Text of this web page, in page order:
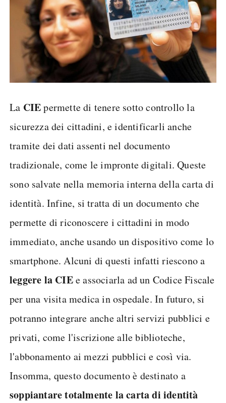
La CIEpermette di tenere sotto controllo la
sicurezza dei cittadini, e identificarli anche
tramite dei dati assenti nel documento
tradizionale, come le impronte digitali. Queste
sono salvate nella memoria interna della carta di
identità. Infine, si tratta di un documento che
permette di riconoscere i cittadini in modo
immediato, anche usando un dispositivo come lo
smartphone. Alcuni di questi infatti riescono a
leggere la CIEe associarla ad un Codice Fiscale
per una visita medica in ospedale. In futuro, si
potranno integrare anche altri servizi pubblici e
privati, come l'iscrizione alle biblioteche,
l'abbonamento ai mezzi pubblici e così via.
Insomma, questo documento è destinato a
soppiantare totalmente la carta di identità